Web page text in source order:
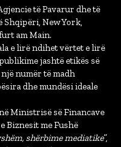
të Pavarur dhe të
New York,
am Main.
e lirë ndihet vërtet e lirë
jashtë etikës së
numër të madh
dhe mundësi ideale
Ministrisë së Financave
Biznesit me Fushë
shërbime mediatike”,